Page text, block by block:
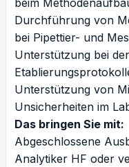
beim
Durchführung von
bei Pipettier- und
Unterstützung bei
Unterstützung von
Unsicherheiten im
Das bringen Sie mit:
Abgeschlossene
Analytiker HF oder